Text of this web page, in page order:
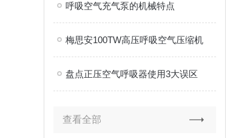
呼吸空气充气泵的机械特点
梅思安100TW高压呼吸空气压缩机
盘点正压空气呼吸器使用3大误区
查看全部